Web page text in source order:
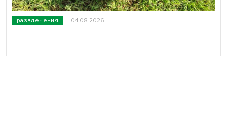
развлечения 04.08.2026